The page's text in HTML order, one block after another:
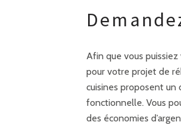
Afin que vous
pour votre projet de
cuisines proposent un
fonctionnelle. Vous
des économies